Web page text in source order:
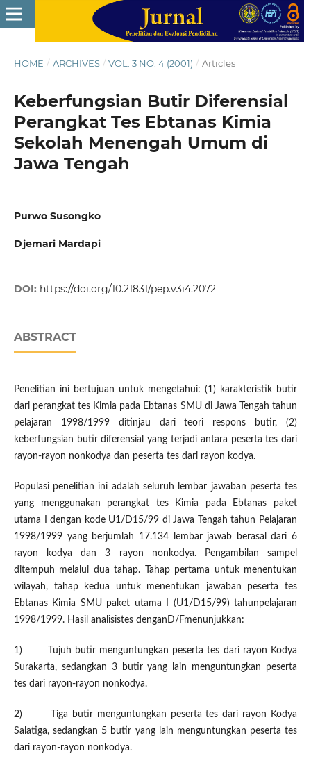
HOME / ARCHIVES / VOL. 3 NO. 4 (2001) / Articles
Keberfungsian Butir Diferensial
Perangkat Tes Ebtanas Kimia
Sekolah Menengah Umum di
Jawa Tengah
Purwo Susongko
Djemari Mardapi
DOI: https://doi.org/10.21831/pep.v3i4.2072
ABSTRACT
Penelitian ini bertujuan untuk mengetahui: (1) karakteristik butir
dari perangkat tes Kimia pada Ebtanas SMU di Jawa Tengah tahun
pelajaran 1998/1999 ditinjau dari teori respons butir, (2)
keberfungsian butir diferensial yang terjadi antara peserta tes dari
rayon-rayon nonkodya dan peserta tes dari rayon kodya.
Populasi penelitian ini adalah seluruh lembar jawaban peserta tes
yang menggunakan perangkat tes Kimia pada Ebtanas paket
utama I dengan kode U1/D15/99 di Jawa Tengah tahun Pelajaran
1998/1999 yang berjumlah 17.134 lembar jawab berasal dari 6
rayon kodya dan 3 rayon nonkodya. Pengambilan sampel
ditempuh melalui dua tahap. Tahap pertama untuk menentukan
wilayah, tahap kedua untuk menentukan jawaban peserta tes
Ebtanas Kimia SMU paket utama I (U1/D15/99) tahunpelajaran
1998/1999. Hasil analisistes denganD/Fmenunjukkan:
1) Tujuh butir menguntungkan peserta tes dari rayon Kodya
Surakarta, sedangkan 3 butir yang lain menguntungkan peserta
tes dari rayon-rayon nonkodya.
2) Tiga butir menguntungkan peserta tes dari rayon Kodya
Salatiga, sedangkan 5 butir yang lain menguntungkan peserta tes
dari rayon-rayon nonkodya.